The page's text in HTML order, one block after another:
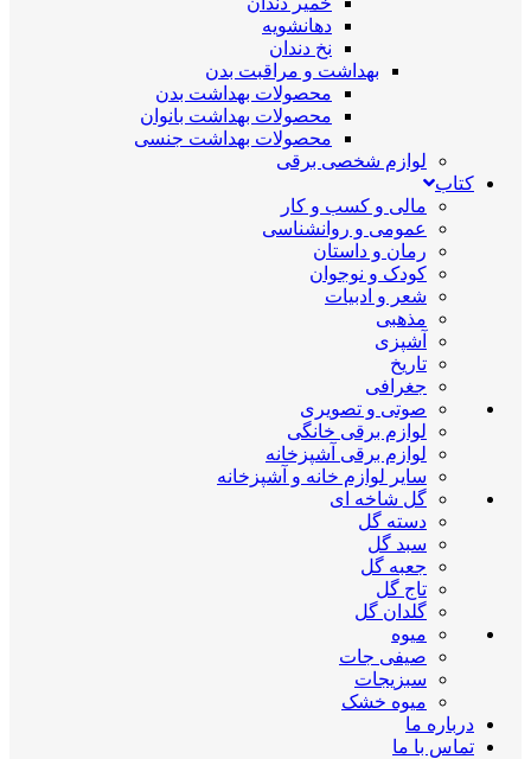
دهانشویه
نخ دندان
بهداشت و مراقبت بدن
محصولات بهداشت بدن
محصولات بهداشت بانوان
محصولات بهداشت جنسی
لوازم شخصی برقی
کتاب
مالی و کسب و کار
عمومی و روانشناسی
رمان و داستان
کودک و نوجوان
شعر و ادبیات
مذهبی
آشپزی
تاریخ
جغرافی
صوتی و تصویری
لوازم برقی خانگی
لوازم برقی آشپزخانه
سایر لوازم خانه و آشپزخانه
گل شاخه ای
دسته گل
سبد گل
جعبه گل
تاج گل
گلدان گل
میوه
صیفی جات
سبزیجات
میوه خشک
درباره ما
تماس با ما